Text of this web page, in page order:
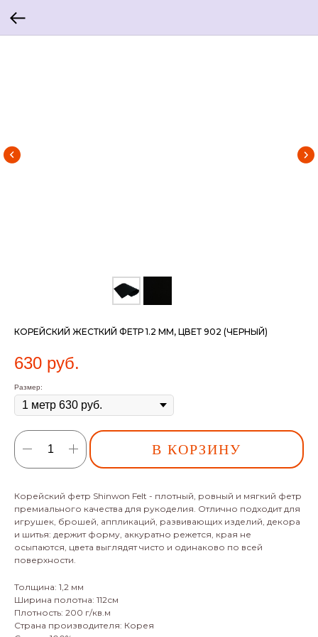
КОРЕЙСКИЙ ЖЕСТКИЙ ФЕТР 1.2 ММ, ЦВЕТ 902 (ЧЕРНЫЙ)
630 руб.
Размер:
В КОРЗИНУ
Корейский фетр Shinwon Felt - плотный, ровный и мягкий фетр
премиального качества для рукоделия. Отлично подходит для
игрушек, брошей, аппликаций, развивающих изделий, декора
и шитья: держит форму, аккуратно режется, края не
осыпаются, цвета выглядят чисто и одинаково по всей
поверхности.
Толщина: 1,2 мм
Ширина полотна: 112см
Плотность: 200 г/кв.м
Страна производителя: Корея